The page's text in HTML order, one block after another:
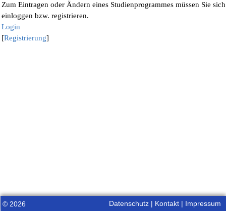
Zum Eintragen oder Ändern eines Studienprogrammes müssen Sie sich
einloggen bzw. registrieren.
Login
[Registrierung]
© 2026 Datenschutz Kontakt Impressum